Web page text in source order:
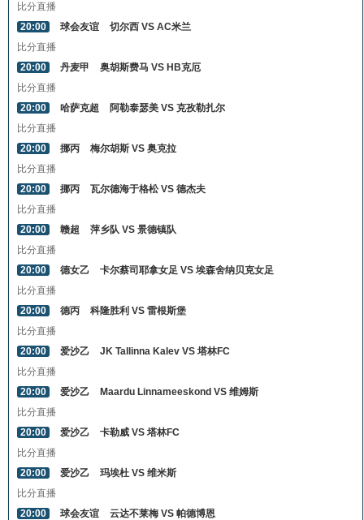
比分直播
20:00
球会友谊
切尔西 VS AC米兰
比分直播
20:00
丹麦甲
奥胡斯费马 VS HB克厄
比分直播
20:00
哈萨克超
阿勒泰瑟美 VS 克孜勒扎尔
比分直播
20:00
挪丙
梅尔胡斯 VS 奥克拉
比分直播
20:00
挪丙
瓦尔德海于格松 VS 德杰夫
比分直播
20:00
赣超
萍乡队 VS 景德镇队
比分直播
20:00
德女乙
卡尔蔡司耶拿女足 VS 埃森舍纳贝克女足
比分直播
20:00
德丙
科隆胜利 VS 雷根斯堡
比分直播
20:00
爱沙乙
JK Tallinna Kalev VS 塔林FC
比分直播
20:00
爱沙乙
Maardu Linnameeskond VS 维姆斯
比分直播
20:00
爱沙乙
卡勒威 VS 塔林FC
比分直播
20:00
爱沙乙
玛埃杜 VS 维米斯
比分直播
20:00
球会友谊
云达不莱梅 VS 帕德博恩